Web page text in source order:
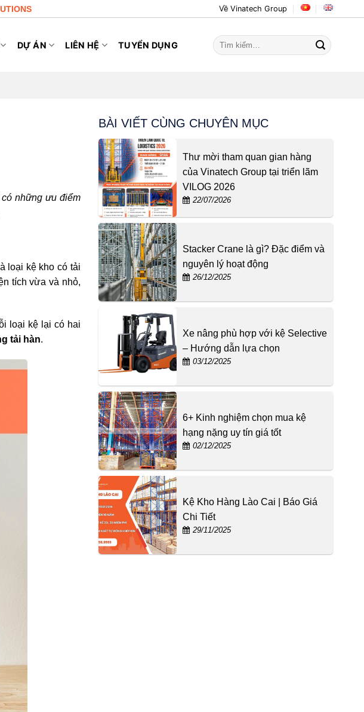
Về Vinatech Group
DỰ ÁN LIÊN HỆ TUYỂN DỤNG
Tìm
kiếm:
những ưu điểm
loại kệ kho có tải
tích vừa và nhỏ,
loại kệ lại có hai
tải hàn.
BÀI VIẾT CÙNG CHUYÊN MỤC
Thư mời tham quan gian hàng
của Vinatech Group tại triển lãm
VILOG 2026
22/07/2026
Stacker Crane là gì? Đặc điểm và
nguyên lý hoạt động
26/12/2025
Xe nâng phù hợp với kệ Selective
– Hướng dẫn lựa chọn
03/12/2025
6+ Kinh nghiệm chọn mua kệ
hạng nặng uy tín giá tốt
02/12/2025
Kệ Kho Hàng Lào Cai | Báo Giá
Chi Tiết
29/11/2025